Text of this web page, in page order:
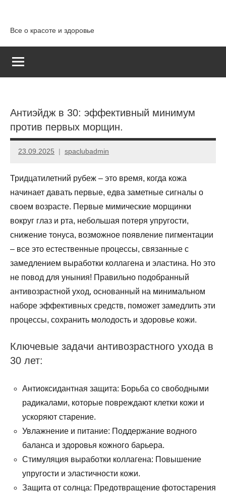
содержимому
Все о красоте и здоровье
Антиэйдж в 30: эффективный минимум
против первых морщин.
23.09.2025 spaclubadmin
Нет
Тридцатилетний рубеж – это время, когда кожа
начинает давать первые, едва заметные сигналы о
своем возрасте. Первые мимические морщинки
вокруг глаз и рта, небольшая потеря упругости,
снижение тонуса, возможное появление пигментации
– все это естественные процессы, связанные с
замедлением выработки коллагена и эластина. Но это
не повод для уныния! Правильно подобранный
антивозрастной уход, основанный на минимальном
наборе эффективных средств, поможет замедлить эти
процессы, сохранить молодость и здоровье кожи.
Ключевые задачи антивозрастного ухода в
30 лет:
Антиоксидантная защита: Борьба со свободными
радикалами, которые повреждают клетки кожи и
ускоряют старение.
Увлажнение и питание: Поддержание водного
баланса и здоровья кожного барьера.
Стимуляция выработки коллагена: Повышение
упругости и эластичности кожи.
Защита от солнца: Предотвращение фотостарения